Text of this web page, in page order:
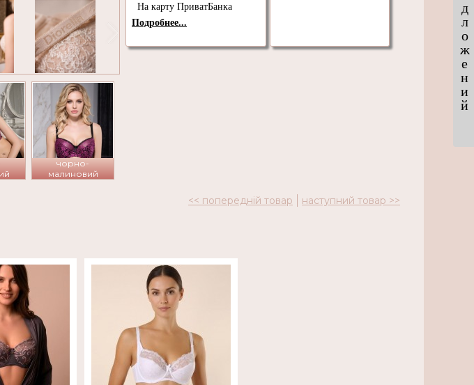
д
л
о
ж
е
н
и
й
чорно-
малиновий
На карту ПриватБанка
Подробнее...
<< попередній товар наступний товар >>